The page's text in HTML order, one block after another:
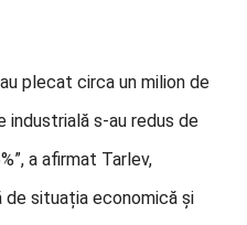
plecat circa un milion de
industrială s-au redus de
a afirmat Tarlev,
de situația economică și